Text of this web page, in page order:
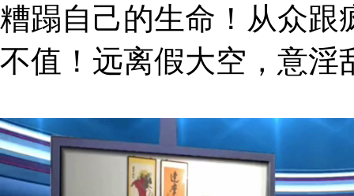
糟蹋自己的生命！从众跟
不值！远离假大空，意淫